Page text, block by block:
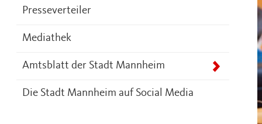
Presseverteiler
Mediathek
Amtsblatt der Stadt Mannheim
Die Stadt Mannheim auf Social Media